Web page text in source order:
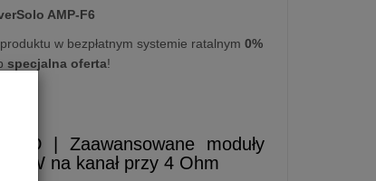
AMP-F6
w bezpłatnym systemie ratalnym 0%
specjalna oferta!
D | Zaawansowane moduły
na kanał przy 4 Ohm